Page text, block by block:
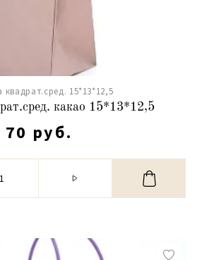
квадрат.сред. 15*13*12,5
какао 15*13*12,5
70 руб.